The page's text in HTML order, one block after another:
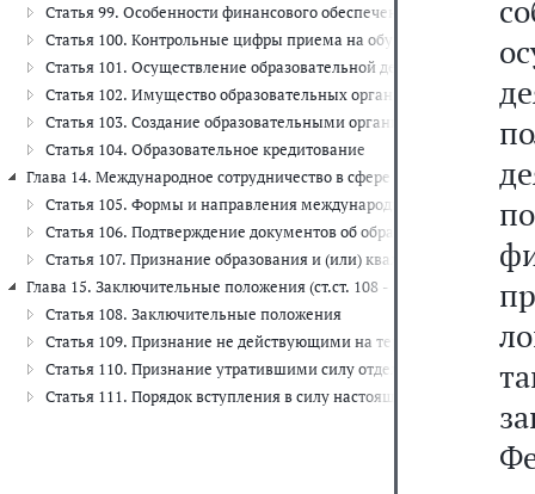
Статья 99. Особенности финансового обеспечения реализации
Статья 100. Контрольные цифры приема на обучение за счет
Статья 101. Осуществление образовательной деятельности за
Статья 102. Имущество образовательных организаций
Статья 103. Создание образовательными организациями
Статья 104. Образовательное кредитование
Глава 14. Международное сотрудничество в сфере образования
Статья 105. Формы и направления международного
Статья 106. Подтверждение документов об образовании и (или) о
Статья 107. Признание образования и (или) квалификации,
Глава 15. Заключительные положения (ст.ст. 108 - 111)
Статья 108. Заключительные положения
Статья 109. Признание не действующими на территории
Статья 110. Признание утратившими силу отдельных
Статья 111. Порядок вступления в силу настоящего Федерального